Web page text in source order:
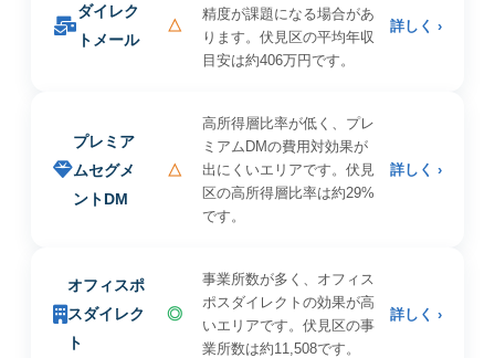
ダイレク
トメール
△
精度が課題になる場合があ
ります。伏見区の平均年収
目安は約406万円です。
詳しく ›
プレミア
ムセグメ
ントDM
△
高所得層比率が低く、プレ
ミアムDMの費用対効果が
出にくいエリアです。伏見
区の高所得層比率は約29%
です。
詳しく ›
オフィスポ
スダイレク
ト
◎
事業所数が多く、オフィス
ポスダイレクトの効果が高
いエリアです。伏見区の事
業所数は約11,508です。
詳しく ›